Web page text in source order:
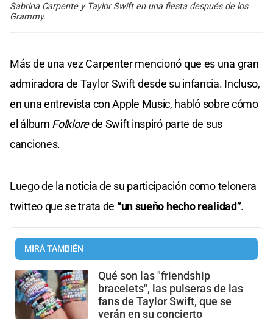
Sabrina Carpente y Taylor Swift en una fiesta después de los
Grammy.
Más de una vez Carpenter mencionó que es una gran
admiradora de Taylor Swift desde su infancia. Incluso,
en una entrevista con Apple Music, habló sobre cómo
el álbum Folklorede Swift inspiró parte de sus
canciones.
Luego de la noticia de su participación como telonera
twitteo que se trata de “un sueño hecho realidad”.
MIRÁ TAMBIÉN
Qué son las "friendship
bracelets", las pulseras de las
fans de Taylor Swift, que se
verán en su concierto